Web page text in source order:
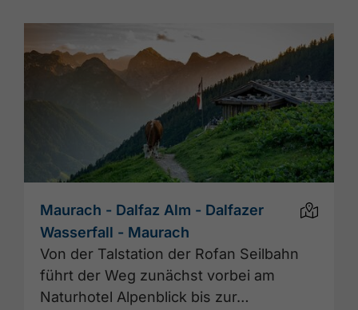
Maurach - Dalfaz Alm - Dalfazer
Wasserfall - Maurach
Von der Talstation der Rofan Seilbahn
führt der Weg zunächst vorbei am
Naturhotel Alpenblick bis zur…